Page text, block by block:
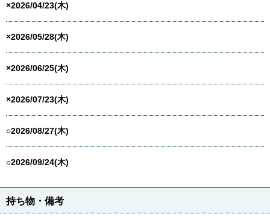
×2026/04/23(木)
×2026/05/28(木)
×2026/06/25(木)
×2026/07/23(木)
○2026/08/27(木)
○2026/09/24(木)
持ち物・備考